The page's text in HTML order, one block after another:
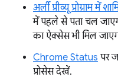
अर्ली प्रीव्यू प्रोग्राम में
में पहले से पता चल
का ऐक्सेस भी मिल
Chrome Status पर
प्रोसेस देखें.